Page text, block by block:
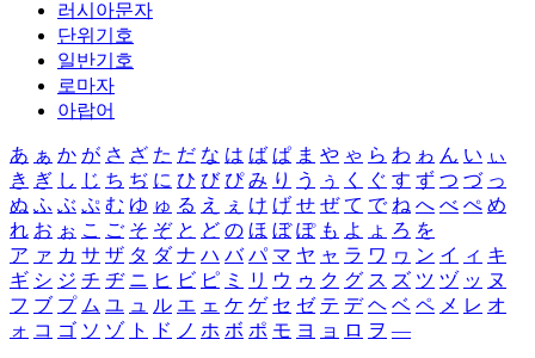
러시아문자
단위기호
일반기호
로마자
아랍어
あ ぁ か が さ ざ た だ な は ば ぱ ま や ゃ ら わ ゎ ん い ぃ
き ぎ し じ ち ぢ に ひ び ぴ み り う ぅ く ぐ す ず つ づ っ
ぬ ふ ぶ ぷ む ゆ ゅ る え ぇ け げ せ ぜ て で ね へ べ ぺ め
れ お ぉ こ ご そ ぞ と ど の ほ ぼ ぽ も よ ょ ろ を
ア ァ カ サ ザ タ ダ ナ ハ バ パ マ ヤ ャ ラ ワ ヮ ン イ ィ キ
ギ シ ジ チ ヂ ニ ヒ ビ ピ ミ リ ウ ゥ ク グ ス ズ ツ ヅ ッ ヌ
フ ブ プ ム ユ ュ ル エ ェ ケ ゲ セ ゼ テ デ ヘ ベ ペ メ レ オ
ォ コ ゴ ソ ゾ ト ド ノ ホ ボ ポ モ ヨ ョ ロ ヲ ―